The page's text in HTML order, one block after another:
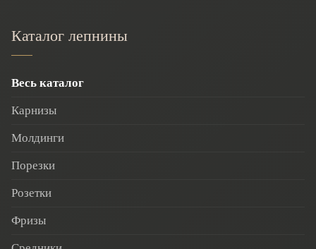
Каталог лепнины
Весь каталог
Карнизы
Молдинги
Порезки
Розетки
Фризы